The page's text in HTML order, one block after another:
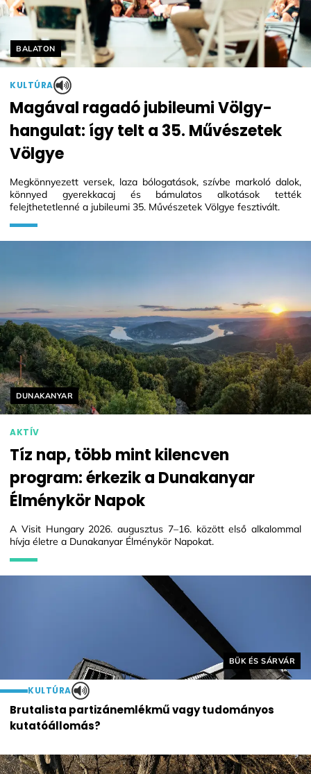
Helyszín címkék:
BALATON
KULTÚRA
Magával ragadó jubileumi Völgy-
hangulat: így telt a 35. Művészetek
Völgye
Megkönnyezett versek, laza bólogatások, szívbe markoló dalok,
könnyed gyerekkacaj és bámulatos alkotások tették
felejthetetlenné a jubileumi 35. Művészetek Völgye fesztivált.
Helyszín címkék:
BÜK ÉS SÁRVÁR
KULTÚRA
Brutalista partizánemlékmű vagy tudományos
kutatóállomás?
Helyszín címkék:
DUNAKANYAR
AKTÍV
Tíz nap, több mint kilencven
program: érkezik a Dunakanyar
Élménykör Napok
A Visit Hungary 2026. augusztus 7–16. között első alkalommal
hívja életre a Dunakanyar Élménykör Napokat.